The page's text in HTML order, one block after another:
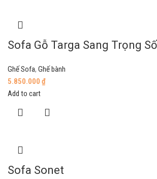
Sofa Gỗ Targa Sang Trọng
Ghế Sofa, Ghế bành
5.850.000 ₫
Add to cart
Sofa Sonet